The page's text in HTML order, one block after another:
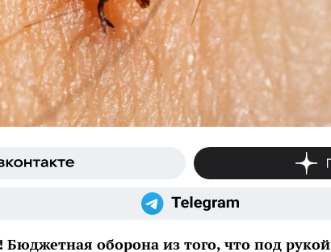
оборона из того, что под рукой